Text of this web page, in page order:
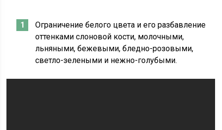
Ограничение белого цвета и его разбавление
оттенками слоновой кости, молочными,
льняными, бежевыми, бледно-розовыми,
светло-зелеными и нежно-голубыми.